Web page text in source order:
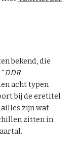
bekend, die
"DDR
acht typen
bij de eretitel
zijn wat
zitten in